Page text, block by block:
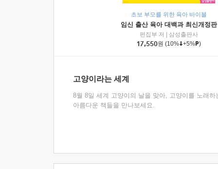
초보 부모를 위한 육아 바이블
임신 출산 육아 대백과 최신개정판
편집부 저
삼성출판사
17,550원 (10% +5% )
고양이라는 세계
8월 8일 세계 고양이의 날을 맞아, 고양이를 노래하
아름다운 책들을 만나보세요.